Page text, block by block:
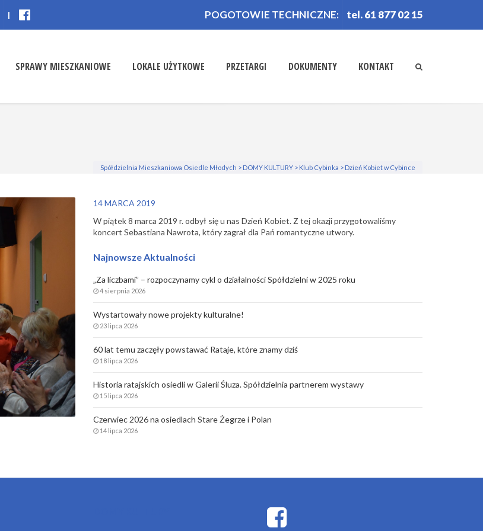
| POGOTOWIE TECHNICZNE: tel. 61 877 02 15
SPRAWY MIESZKANIOWE LOKALE UŻYTKOWE PRZETARGI DOKUMENTY KONTAKT
Spółdzielnia Mieszkaniowa Osiedle Młodych > DOMY KULTURY > Klub Cybinka > Dzień Kobiet w Cybince
14 MARCA 2019
W piątek 8 marca 2019 r. odbył się u nas Dzień Kobiet. Z tej okazji przygotowaliśmy
koncert Sebastiana Nawrota, który zagrał dla Pań romantyczne utwory.
Najnowsze Aktualności
„Za liczbami” – rozpoczynamy cykl o działalności Spółdzielni w 2025 roku
4 sierpnia 2026
Wystartowały nowe projekty kulturalne!
23 lipca 2026
60 lat temu zaczęły powstawać Rataje, które znamy dziś
18 lipca 2026
Historia ratajskich osiedli w Galerii Śluza. Spółdzielnia partnerem wystawy
15 lipca 2026
Czerwiec 2026 na osiedlach Stare Żegrze i Polan
14 lipca 2026